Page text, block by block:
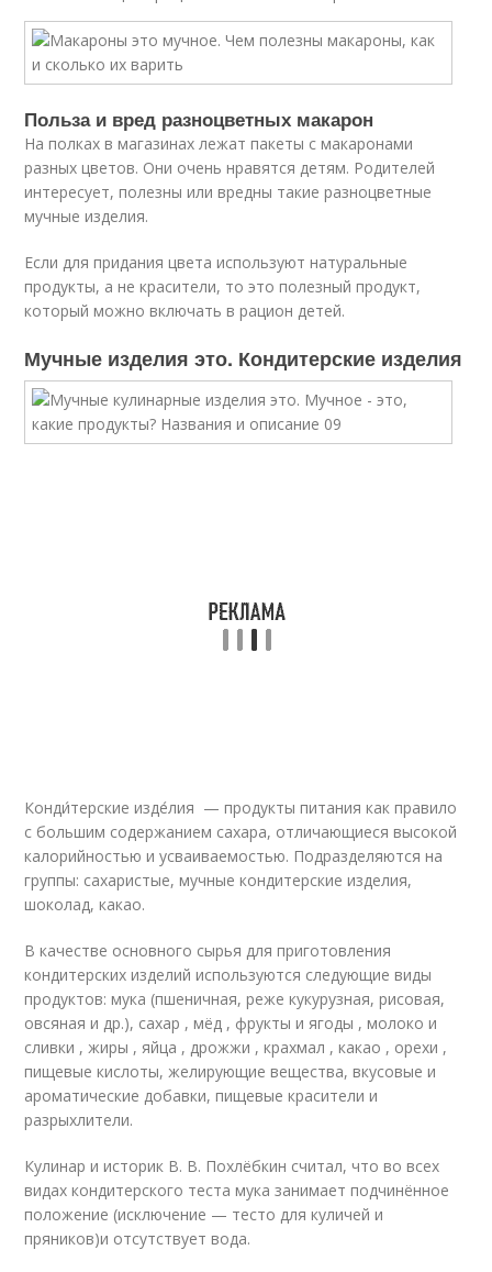
Польза и вред разноцветных макарон
На полках в магазинах лежат пакеты с макаронами
разных цветов. Они очень нравятся детям. Родителей
интересует, полезны или вредны такие разноцветные
мучные изделия.
Если для придания цвета используют натуральные
продукты, а не красители, то это полезный продукт,
который можно включать в рацион детей.
Мучные изделия это. Кондитерские изделия
Конди́терские изде́лия — продукты питания как правило
с большим содержанием сахара, отличающиеся высокой
калорийностью и усваиваемостью. Подразделяются на
группы: сахаристые, мучные кондитерские изделия,
шоколад, какао.
В качестве основного сырья для приготовления
кондитерских изделий используются следующие виды
продуктов: мука (пшеничная, реже кукурузная, рисовая,
овсяная и др.), сахар , мёд , фрукты и ягоды , молоко и
сливки , жиры , яйца , дрожжи , крахмал , какао , орехи ,
пищевые кислоты, желирующие вещества, вкусовые и
ароматические добавки, пищевые красители и
разрыхлители.
Кулинар и историк В. В. Похлёбкин считал, что во всех
видах кондитерского теста мука занимает подчинённое
положение (исключение — тесто для куличей и
пряников)и отсутствует вода.